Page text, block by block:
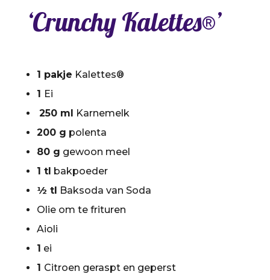
‘Crunchy Kalettes®’
1 pakje Kalettes®
1 Ei
250 ml Karnemelk
200 g polenta
80 g gewoon meel
1 tl bakpoeder
½ tl Baksoda van Soda
Olie om te frituren
Aioli
1 ei
1 Citroen geraspt en geperst